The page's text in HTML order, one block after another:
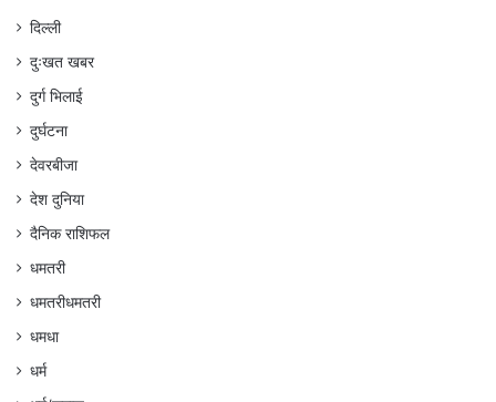
दिल्ली
दुःखत खबर
दुर्ग भिलाई
दुर्घटना
देवरबीजा
देश दुनिया
दैनिक राशिफल
धमतरी
धमतरीधमतरी
धमधा
धर्म